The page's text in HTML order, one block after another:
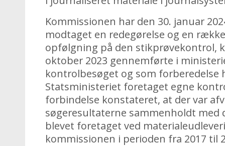
Kommissionen har den 30. januar
modtaget en redegørelse og en
opfølgning på den stikprøvekontrol,
oktober 2023 gennemførte i
kontrolbesøget og som forberedelse
Statsministeriet foretaget egne
forbindelse konstateret, at der var
søgeresultaterne sammenholdt med
blevet foretaget ved
kommissionen i perioden fra 2017 til